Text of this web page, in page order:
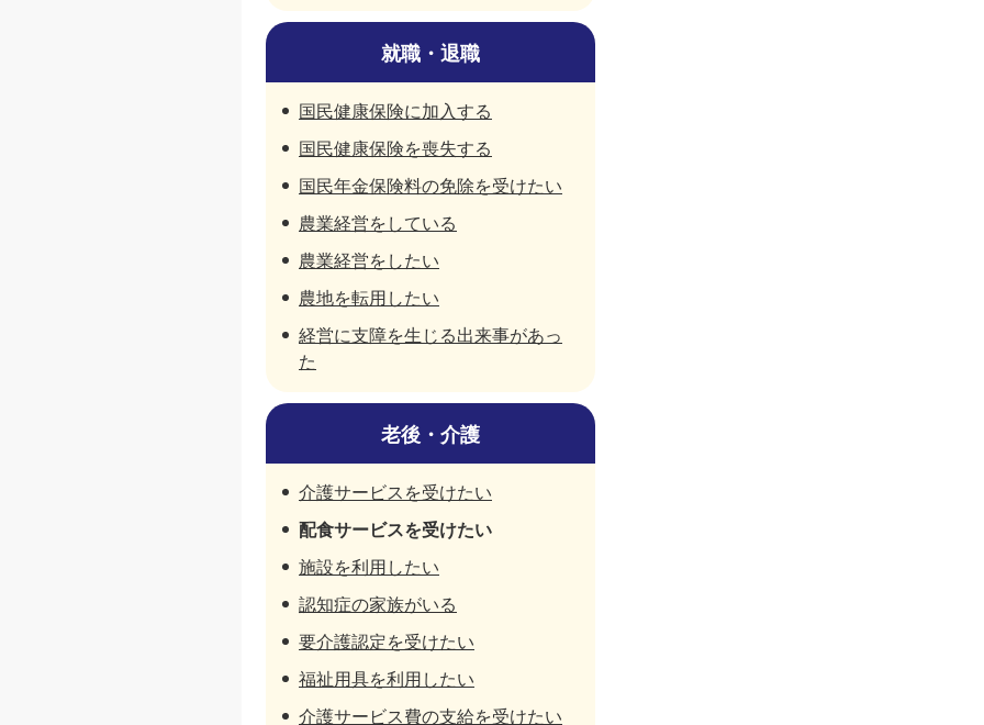
就職・退職
国民健康保険に加入する
国民健康保険を喪失する
国民年金保険料の免除を受けたい
農業経営をしている
農業経営をしたい
農地を転用したい
経営に支障を生じる出来事があっ
た
老後・介護
介護サービスを受けたい
配食サービスを受けたい
施設を利用したい
認知症の家族がいる
要介護認定を受けたい
福祉用具を利用したい
介護サービス費の支給を受けたい